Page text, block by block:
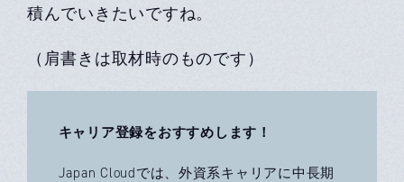
積んでいきたいですね。
（肩書きは取材時のものです）
キャリア登録をおすすめします！
Japan Cloudでは、外資系キャリアに中長期